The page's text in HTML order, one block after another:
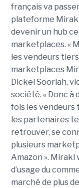
français va
plateforme
devenir un hub
marketplaces. «
les vendeurs
marketplaces
Dickel Sooriah,
société. « Donc à
fois les vendeurs
les partenaires
retrouver, se
plusieurs
Amazon ».
d’usage du
marché de plus